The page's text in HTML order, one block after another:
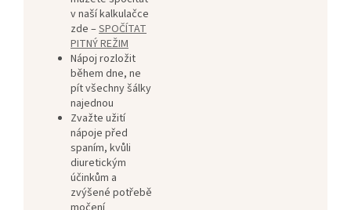
v naší kalkulačce
zde –SPOČÍTAT
PITNÝ REŽIM
Nápoj rozložit
během dne, ne
pít všechny šálky
najednou
Zvažte užití
nápoje před
spaním, kvůli
diuretickým
účinkům a
zvýšené potřebě